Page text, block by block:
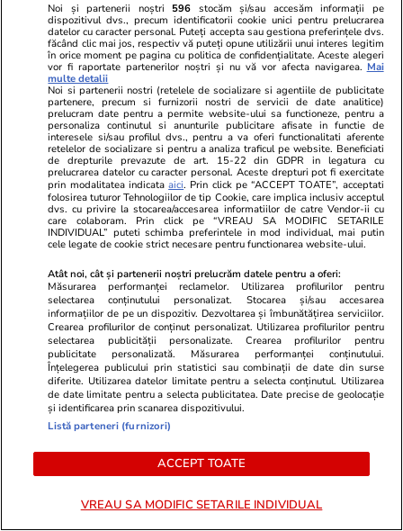
Știri România 13:45
Armata, intervenție extremă pe
Dunăre: militarii detonează
stânca Pârjoaia cu trei explozii
controlate pentru a putea devia
cursul apei spre Cernavodă
Știri România 13:35
„Îți vor fi furați banii din cont”.
Noua țeapă cu amenda de
parcare, explicată de Poliția
Română
01 aug.
Dizident conservator sau
Noi și partenerii noștri 596 stocăm și/sau accesăm informații pe
dispozitivul dvs., precum identificatorii cookie unici pentru prelucrarea
datelor cu caracter personal. Puteți accepta sau gestiona preferințele dvs.
făcând clic mai jos, respectiv vă puteți opune utilizării unui interes legitim
în orice moment pe pagina cu politica de confidențialitate. Aceste alegeri
vor fi raportate partenerilor noștri și nu vă vor afecta navigarea. Mai
multe detalii
Noi si partenerii nostri (retelele de socializare si agentiile de publicitate
partenere, precum si furnizorii nostri de servicii de date analitice)
prelucram date pentru a permite website-ului sa functioneze, pentru a
personaliza continutul si anunturile publicitare afisate in functie de
interesele si/sau profilul dvs., pentru a va oferi functionalitati aferente
retelelor de socializare si pentru a analiza traficul pe website. Beneficiati
de drepturile prevazute de art. 15-22 din GDPR in legatura cu
prelucrarea datelor cu caracter personal. Aceste drepturi pot fi exercitate
prin modalitatea indicataaici. Prin click pe “ACCEPT TOATE”, acceptati
folosirea tuturor Tehnologiilor de tip Cookie, care implica inclusiv acceptul
dvs. cu privire la stocarea/accesarea informatiilor de catre Vendor-ii cu
care colaboram. Prin click pe “VREAU SA MODIFIC SETARILE
INDIVIDUAL” puteti schimba preferintele in mod individual, mai putin
cele legate de cookie strict necesare pentru functionarea website-ului.
Atât noi, cât și partenerii noștri prelucrăm datele pentru a oferi:
Măsurarea performanței reclamelor. Utilizarea profilurilor pentru
selectarea conținutului personalizat. Stocarea și/sau accesarea
informațiilor de pe un dispozitiv. Dezvoltarea și îmbunătățirea serviciilor.
Crearea profilurilor de conținut personalizat. Utilizarea profilurilor pentru
selectarea publicității personalizate. Crearea profilurilor pentru
publicitate personalizată. Măsurarea performanței conținutului.
Înțelegerea publicului prin statistici sau combinații de date din surse
diferite. Utilizarea datelor limitate pentru a selecta conținutul. Utilizarea
de date limitate pentru a selecta publicitatea. Date precise de geolocație
și identificarea prin scanarea dispozitivului.
Listă parteneri (furnizori)
ACCEPT TOATE
VREAU SA MODIFIC SETARILE INDIVIDUAL